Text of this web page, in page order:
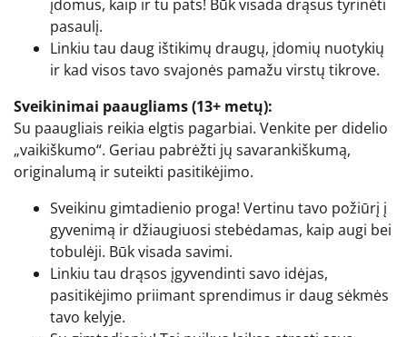
įdomus, kaip ir tu pats! Būk visada drąsus tyrinėti
pasaulį.
Linkiu tau daug ištikimų draugų, įdomių nuotykių
ir kad visos tavo svajonės pamažu virstų tikrove.
Sveikinimai paaugliams (13+ metų):
Su paaugliais reikia elgtis pagarbiai. Venkite per didelio
„vaikiškumo“. Geriau pabrėžti jų savarankiškumą,
originalumą ir suteikti pasitikėjimo.
Sveikinu gimtadienio proga! Vertinu tavo požiūrį į
gyvenimą ir džiaugiuosi stebėdamas, kaip augi bei
tobulėji. Būk visada savimi.
Linkiu tau drąsos įgyvendinti savo idėjas,
pasitikėjimo priimant sprendimus ir daug sėkmės
tavo kelyje.